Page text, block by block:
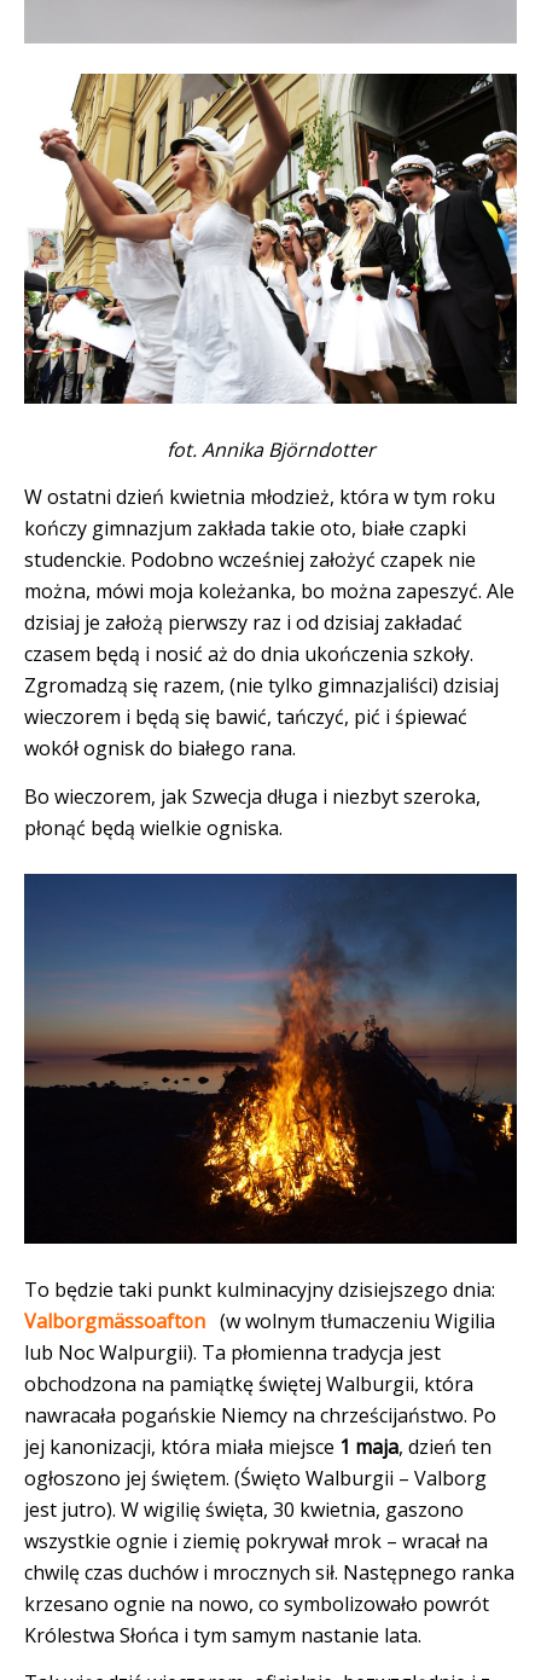
fot. Annika Björndotter
W ostatni dzień kwietnia młodzież, która w tym roku
kończy gimnazjum zakłada takie oto, białe czapki
studenckie. Podobno wcześniej założyć czapek nie
można, mówi moja koleżanka, bo można zapeszyć. Ale
dzisiaj je założą pierwszy raz i od dzisiaj zakładać
czasem będą i nosić aż do dnia ukończenia szkoły.
Zgromadzą się razem, (nie tylko gimnazjaliści) dzisiaj
wieczorem i będą się bawić, tańczyć, pić i śpiewać
wokół ognisk do białego rana.
Bo wieczorem, jak Szwecja długa i niezbyt szeroka,
płonąć będą wielkie ogniska.
To będzie taki punkt kulminacyjny dzisiejszego dnia:
Valborgmässoafton (w wolnym tłumaczeniu Wigilia
lub Noc Walpurgii). Ta płomienna tradycja jest
obchodzona na pamiątkę świętej Walburgii, która
nawracała pogańskie Niemcy na chrześcijaństwo. Po
jej kanonizacji, która miała miejsce 1 maja, dzień ten
ogłoszono jej świętem. (Święto Walburgii – Valborg
jest jutro). W wigilię święta, 30 kwietnia, gaszono
wszystkie ognie i ziemię pokrywał mrok – wracał na
chwilę czas duchów i mrocznych sił. Następnego ranka
krzesano ognie na nowo, co symbolizowało powrót
Królestwa Słońca i tym samym nastanie lata.